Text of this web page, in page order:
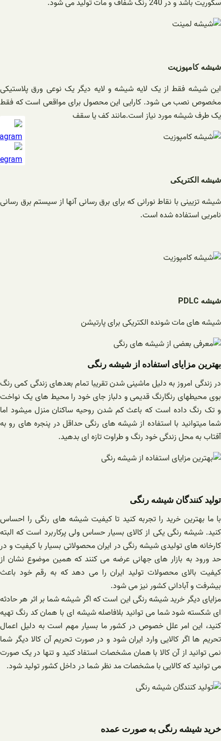
سکوریت باشد و در 240 رنگ شفاف و مات تولید می شود.
شیشه کامپوزیت
این شیشه فقط از یک لایه شیشه و لایه دیگر یک نوعی ورق پلاستیکی
مخصوص نصب می شود. کارایی این محصول برای مواقعی است که فقط
یک طرف شیشه مورد نیاز است.مانند کف یا سقف
شیشه الکتریکی
شیشه تزیینی با نقاط نورانی که برای برق رسانی آنها از سیستم برق رسانی
نامریی استفاده شده است.
شیشه PDLC
شیشه های مات شونده الکتریکی برای پارتیشن
بهترین مزایای استفاده از شیشه رنگی
در زندگی امروز به دلیل ماشینی شدن تقریبا تمام بعدهای زندگی کمی رنگ
بوی محیطهای رنگارنگ قدیمی و دلباز جای خود را محیط های یک نواخت
و تک رنگ داده است که باعث کم شدن روحیه ساکنان منزل میشود اما
شما میتوانید با استفاده از شیشه های رنگی حداقل در پنجره های رو به
آفتاب به محل زندگی خود رنگ و طراوت تازه ای بدهید.
تولید کنندگان شیشه رنگی
با ما بهترین خرید را تجربه کنید تا کیفیت شیشه های رنگی را احساس
کنید. شیشه رنگی یکی از کالای بسیار حساس ولی پرکاربرد است که البته
کارخانه های تولیدی شیشه رنگی در ایران محصولاتی بسیار با کیفیت و در
حد ورود به بازار های جهانی عرضه می کنند که همین موضوع نشان از
کیفیت بالای محصولات تولید ایران را می دهد که به رقم خود باعث
بیشرفت و آبادانی کشور نیز می شود.
مزایای دیگر خرید شیشه رنگی این است که اگر شیشه شما بر اثر هر حادثه
ای شکسته شود شما می توانید بلافاصله شیشه ای با همان کد رنگ تهیه
کنید، این امر علل خصوص در کشور ما بسیار مهم است به دلیل اعمال
تحریم ها اگر کالایی وارد ایران شود و در صورت تحریم آن کالا دیگر شما
نمی توانید از آن کالا با همان مشخصات استفاد کنید و تنها در یک صورت
می توانید که کالایی با مشخصات مد نظر شما در داخل کشور تولید شود.
خرید شیشه رنگی به صورت عمده